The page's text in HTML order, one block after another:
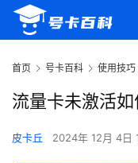
首页 号卡百科 使用技巧
流量卡未激活
皮卡丘 2024年 12月 4日